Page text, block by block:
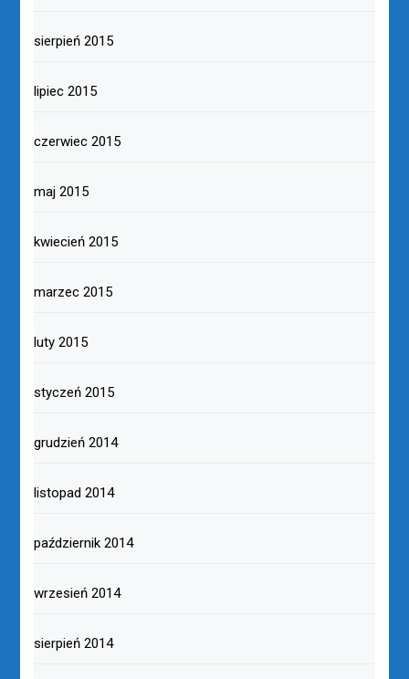
sierpień 2015
lipiec 2015
czerwiec 2015
maj 2015
kwiecień 2015
marzec 2015
luty 2015
styczeń 2015
grudzień 2014
listopad 2014
październik 2014
wrzesień 2014
sierpień 2014